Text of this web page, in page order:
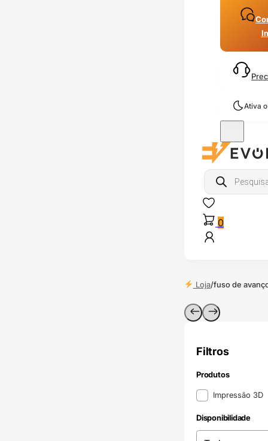
Ativa
Products
search
0
Loja/fuso de
Filtros
Produtos
ProdutosImpressão 3D
Disponibilidade
Disponibilidade
Disponibilidade